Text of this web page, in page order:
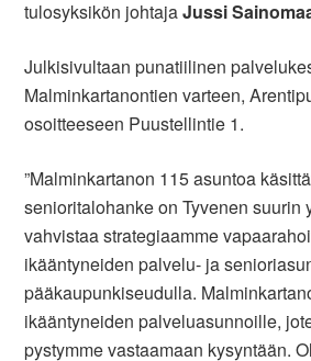
tulosyksikön johtajaJussi
Julkisivultaan punatiilinen
Malminkartanontien varteen,
osoitteeseen Puustellintie 1.
”Malminkartanon 115 asuntoa
senioritalohanke on Tyvenen suurin
vahvistaa strategiaamme
ikääntyneiden palvelu- ja
pääkaupunkiseudulla.
ikääntyneiden palveluasunnoille,
pystymme vastaamaan kysyntään.